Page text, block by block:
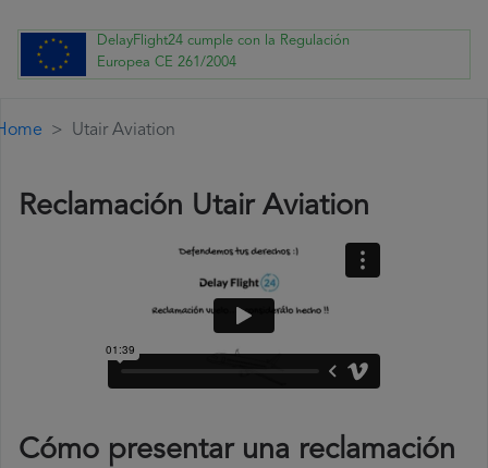
DelayFlight24 cumple con la Regulación
Europea CE 261/2004
Utair Aviation
Reclamación Utair Aviation
Cómo presentar una reclamación